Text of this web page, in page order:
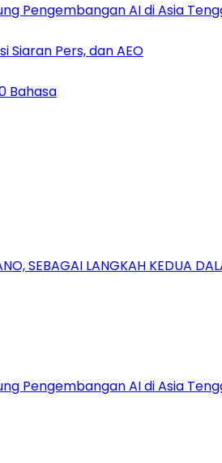
Pengembangan AI di Asia
Siaran Pers, dan AEO
Bahasa
SEBAGAI LANGKAH KEDUA
Pengembangan AI di Asia